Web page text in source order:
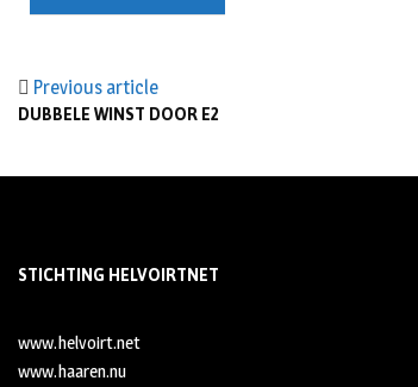
Previous article
DUBBELE WINST DOOR E2
STICHTING HELVOIRTNET
www.helvoirt.net
www.haaren.nu